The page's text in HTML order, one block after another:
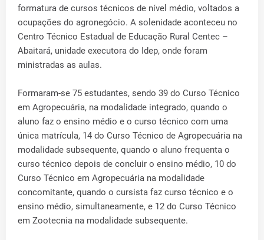
formatura de cursos técnicos de nível médio, voltados a
ocupações do agronegócio. A solenidade aconteceu no
Centro Técnico Estadual de Educação Rural Centec –
Abaitará, unidade executora do Idep, onde foram
ministradas as aulas.
Formaram-se 75 estudantes, sendo 39 do Curso Técnico
em Agropecuária, na modalidade integrado, quando o
aluno faz o ensino médio e o curso técnico com uma
única matrícula, 14 do Curso Técnico de Agropecuária na
modalidade subsequente, quando o aluno frequenta o
curso técnico depois de concluir o ensino médio, 10 do
Curso Técnico em Agropecuária na modalidade
concomitante, quando o cursista faz curso técnico e o
ensino médio, simultaneamente, e 12 do Curso Técnico
em Zootecnia na modalidade subsequente.